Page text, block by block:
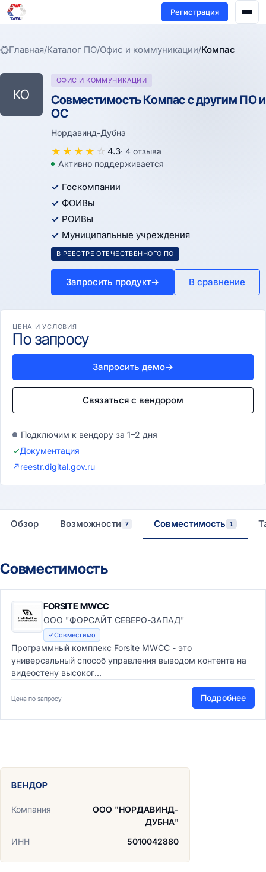
Регистрация
Главная/Каталог ПО/Офис и коммуникации/Компас
КО
ОФИС И КОММУНИКАЦИИ
Совместимость Компас с другим ПО и
ОС
Нордавинд-Дубна
★ ★ ★ ★ ☆ 4.3· 4 отзыва
Активно поддерживается
Госкомпании
ФОИВы
РОИВы
Муниципальные учреждения
В РЕЕСТРЕ ОТЕЧЕСТВЕННОГО ПО
Запросить продукт→ В сравнение
ЦЕНА И УСЛОВИЯ
По запросу
Запросить демо→
Связаться с вендором
Подключим к вендору за 1–2 дня
✓Документация
↗reestr.digital.gov.ru
Обзор Возможности 7 Совместимость 1
Совместимость
FORSITE MWCC
ООО "ФОРСАЙТ СЕВЕРО-ЗАПАД"
Совместимо
Программный комплекс Forsite MWCC - это
универсальный способ управления выводом контента на
видеостену высоког...
Цена по запросу Подробнее
ВЕНДОР
Компания
ООО "НОРДАВИНД-
ДУБНА"
ИНН
5010042880